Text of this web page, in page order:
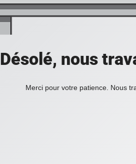
Désolé, nous
Merci pour votre patience. Nous